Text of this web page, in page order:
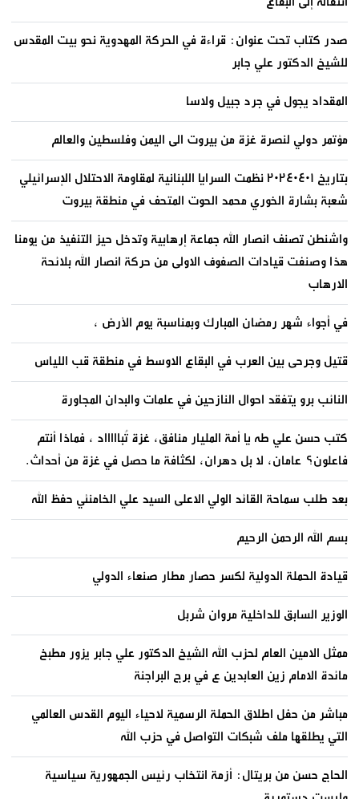
صدر كتاب تحت عنوان: قراءة في الحركة المهدوية نحو بيت المقدس
للشيخ الدكتور علي جابر
المقداد يجول في جرد جبيل ولاسا
مؤتمر دولي لنصرة غزة من بيروت الى اليمن وفلسطين والعالم
بتاريخ ٢٠٢٤٠٤٠١ نظمت السرايا اللبنانية لمقاومة الاحتلال الإسرائيلي
شعبة بشارة الخوري محمد الحوت المتحف في منطقة بيروت
واشنطن تصنف انصار الله جماعة إرهابية وتدخل حيز التنفيذ من يومنا
هذا وصنفت قيادات الصفوف الاولى من حركة انصار الله بلائحة
الارهاب
في أجواء شهر رمضان المبارك وبمناسبة يوم الأرض ،
قتيل وجرحى بين العرب في البقاع الاوسط في منطقة قب اللياس
النائب برو يتفقد احوال النازحين في علمات والبدان المجاورة
كتب حسن علي طه يا أمة المليار منافق، غزة تُباااااد ، فماذا أنتم
فاعلون؟ عامان، لا بل دهران، لكثافة ما حصل في غزة من أحداث.
بعد طلب سماحة القائد الولي الاعلى السيد علي الخامنئي حفظ الله
بسم الله الرحمن الرحيم
قيادة الحملة الدولية لكسر حصار مطار صنعاء الدولي
الوزير السابق للداخلية مروان شربل
ممثل الامين العام لحزب الله الشيخ الدكتور علي جابر يزور مطبخ
مائدة الامام زين العابدين ع في برج البراجنة
مباشر من حفل اطلاق الحملة الرسمية لاحياء اليوم القدس العالمي
التي يطلقها ملف شبكات التواصل في حزب الله
الحاج حسن من بريتال: أزمة انتخاب رئيس الجمهورية سياسية